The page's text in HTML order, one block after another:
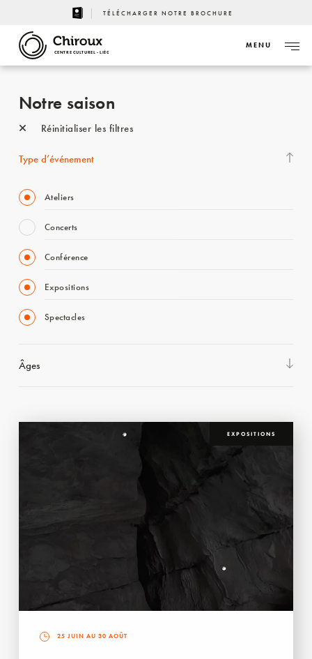
TÉLÉCHARGER NOTRE BROCHURE
CENTRE CULTUREL - LIÈGE
MENU
Notre saison
Réinitialiser les filtres
Type d’événement
Ateliers
Concerts
Conférence
Expositions
Spectacles
Âges
EXPOSITIONS
25 JUIN AU 30 AOÛT